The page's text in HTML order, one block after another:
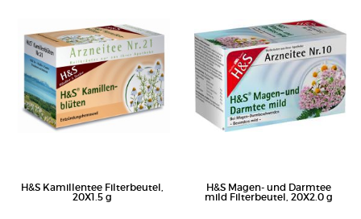
H&S Kamillentee Filterbeutel,
20X1.5 g
H&S Magen- und Darmtee
mild Filterbeutel, 20X2.0 g